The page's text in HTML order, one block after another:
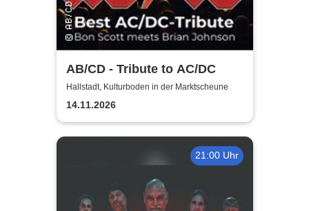
AB/CD - Tribute to AC/DC
Hallstadt, Kulturboden in der Marktscheune
14.11.2026
21:00 Uhr